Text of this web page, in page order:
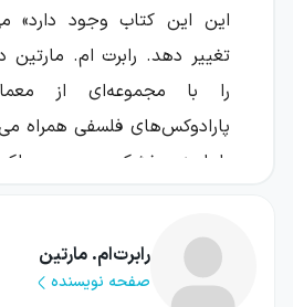
این این کتاب وجود دارد»
تغییر دهد. رابرت ام. مارتین
را با مجموعه‌ای از
پارادوکس‌های فلسفی همراه
با لحنی خشک و رسمی، بلکه
می‌برد. موضوع اصلی کتاب،
پرسیدن است؛ لذتی که
رابرت‌ام. مارتین
صفحه نویسنده